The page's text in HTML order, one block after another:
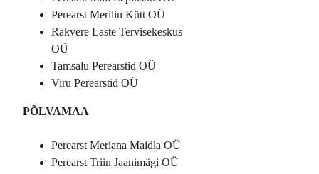
Perearst Merilin Kütt OÜ
Rakvere Laste Tervisekeskus
OÜ
Tamsalu Perearstid OÜ
Viru Perearstid OÜ
PÕLVAMAA
Perearst Meriana Maidla OÜ
Perearst Triin Jaanimägi OÜ